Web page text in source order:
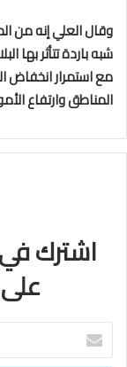
وقال العلي إنه من
شبه باردة تتأثر بها
مع استمرار انخفاض
المناطق وارتفاع
اشترك في
اكتب
بريدك